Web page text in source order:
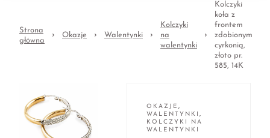
Strona
główna
Okazje Walentynki
Kolczyki
na
walentynki
Kolczyki
koła z
frontem
zdobionym
cyrkonią,
złoto pr.
585, 14K
OKAZJE ,
WALENTYNKI ,
KOLCZYKI NA
WALENTYNKI